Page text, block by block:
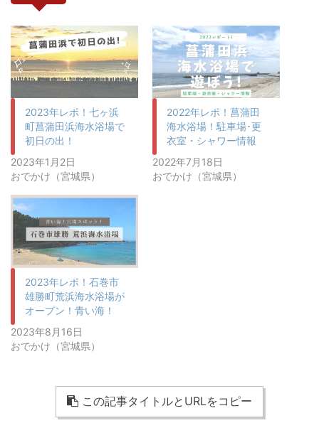
2023年レポ！七ヶ浜
町菖蒲田浜海水浴場で
初日の出！
2023年1月2日
おでかけ（宮城県）
2022年レポ！菖蒲田
海水浴場！駐車場･更
衣室・シャワー情報
2022年7月18日
おでかけ（宮城県）
2023年レポ！石巻市
雄勝町荒浜海水浴場が
オープン！青い海！
2023年8月16日
おでかけ（宮城県）
この記事タイトルとURLをコピー